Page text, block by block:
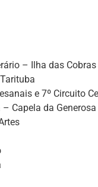
– Ilha das Cobras
e 7º Circuito
Capela da Generosa